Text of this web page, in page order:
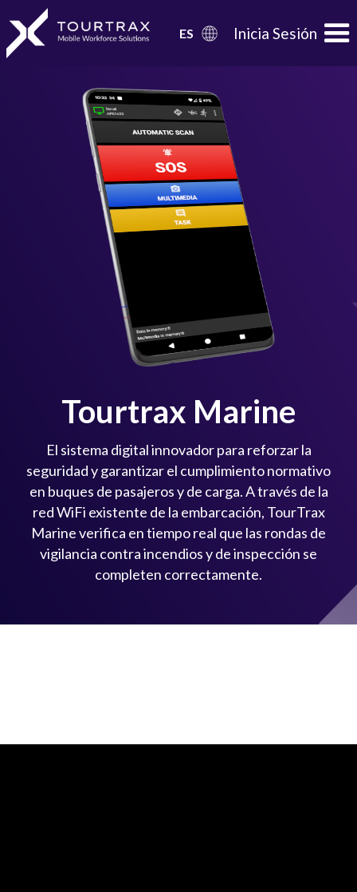
Organization Schema
ES Inicia Sesión
Tourtrax Marine
El sistema digital innovador para reforzar la
seguridad y garantizar el cumplimiento normativo
en buques de pasajeros y de carga. A través de la
red WiFi existente de la embarcación, TourTrax
Marine verifica en tiempo real que las rondas de
vigilancia contra incendios y de inspección se
completen correctamente.